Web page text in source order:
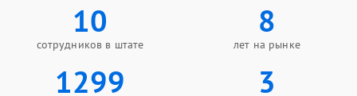
10
сотрудников в штате
8
лет на рынке
1299 3